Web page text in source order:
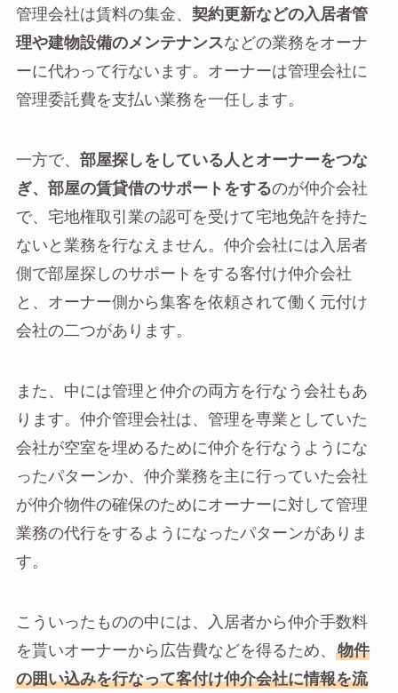
管理会社は賃料の集金、 契約更新などの入居者管
理や建物設備のメンテナンスなどの業務をオーナ
ーに代わって行ないます。オーナーは管理会社に
管理委託費を支払い業務を一任します。
一方で、 部屋探しをしている人とオーナーをつな
ぎ、部屋の賃貸借のサポートをするのが仲介会社
で、宅地権取引業の認可を受けて宅地免許を持た
ないと業務を行なえません。仲介会社には入居者
側で部屋探しのサポートをする客付け仲介会社
と、オーナー側から集客を依頼されて働く元付け
会社の二つがあります。
また、中には管理と仲介の両方を行なう会社もあ
ります。仲介管理会社は、管理を専業としていた
会社が空室を埋めるために仲介を行なうようにな
ったパターンか、仲介業務を主に行っていた会社
が仲介物件の確保のためにオーナーに対して管理
業務の代行をするようになったパターンがありま
す。
こういったものの中には、入居者から仲介手数料
を貰いオーナーから広告費などを得るため、
物件
の囲い込みを行なって客付け仲介会社に情報を流